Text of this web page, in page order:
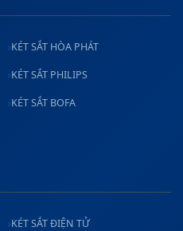
KÉT SẮT HÒA PHÁT
KÉT SẮT PHILIPS
KÉT SẮT BOFA
KÉT SẮT ĐIỆN TỬ